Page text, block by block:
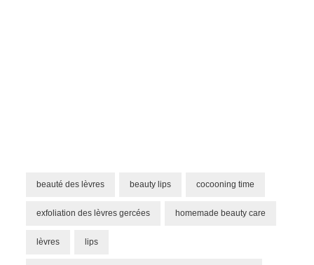
beauté des lèvres beauty lips cocooning time
exfoliation des lèvres gercées homemade beauty care
lèvres lips